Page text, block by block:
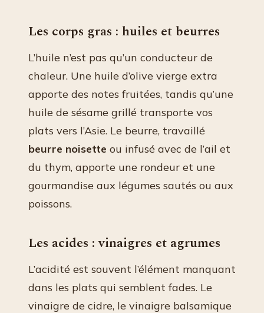
Les corps gras : huiles et beurres
L’huile n’est pas qu’un conducteur de
chaleur. Une huile d’olive vierge extra
apporte des notes fruitées, tandis qu’une
huile de sésame grillé transporte vos
plats vers l’Asie. Le beurre, travaillé
beurre noisette ou infusé avec de l’ail et
du thym, apporte une rondeur et une
gourmandise aux légumes sautés ou aux
poissons.
Les acides : vinaigres et agrumes
L’acidité est souvent l’élément manquant
dans les plats qui semblent fades. Le
vinaigre de cidre, le vinaigre balsamique